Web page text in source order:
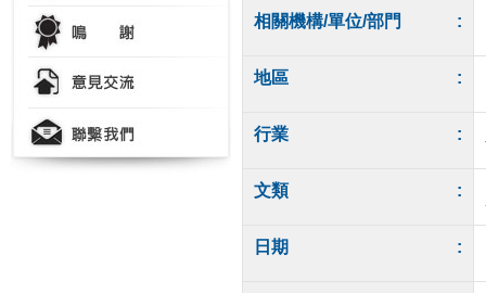
相關機構/單位/部門 :
地區 :
行業 :
文類 :
日期 :